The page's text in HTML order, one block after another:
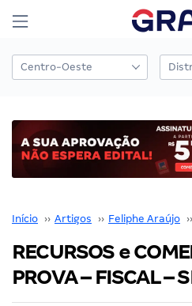
Início ›› Artigos ›› Feliphe Araújo ››
RECURSOS e
PROVA – FISCAL –